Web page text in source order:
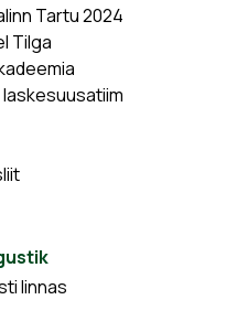
Tartu 2024
Tilga
laskesuusatiim
linnas